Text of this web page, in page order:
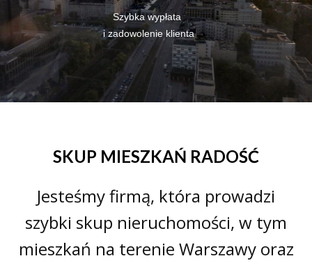
Szybka wypłata
i zadowolenie klienta
SKUP MIESZKAŃ RADOŚĆ
Jesteśmy firmą, która prowadzi
szybki skup nieruchomości, w tym
mieszkań na terenie Warszawy oraz